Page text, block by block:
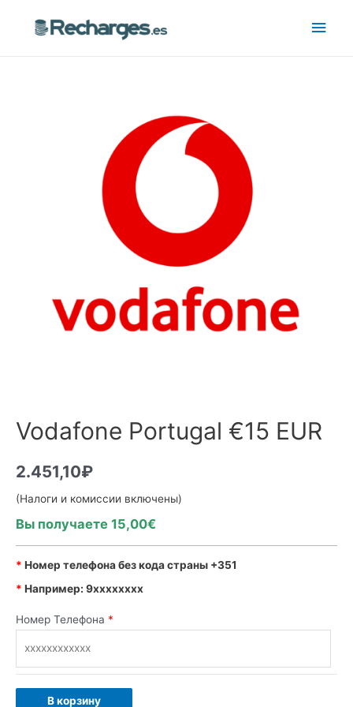
Vodafone Portugal €15 EUR
2.451,10₽
(Налоги и комиссии включены)
Вы получаете 15,00€
* Номер телефона без кода страны +351
* Например: 9xxxxxxxx
Номер Телефона *
В корзину